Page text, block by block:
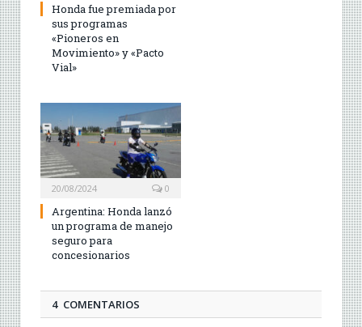
Honda fue premiada por
sus programas
«Pioneros en
Movimiento» y «Pacto
Vial»
20/08/2024 0
Argentina: Honda lanzó
un programa de manejo
seguro para
concesionarios
4 COMENTARIOS